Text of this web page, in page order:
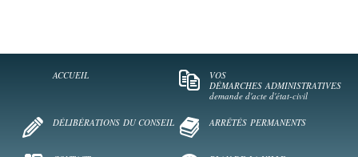
ACCUEIL
VOS
DÉMARCHES ADMINISTRATIVES
demande d'acte d'état-civil
DÉLIBÉRATIONS DU CONSEIL ARRÊTÉS PERMANENTS